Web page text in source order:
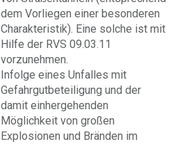
dem Vorliegen einer besonderen
Charakteristik). Eine solche ist mit
Hilfe der RVS 09.03.11
vorzunehmen.
Infolge eines Unfalles mit
Gefahrgutbeteiligung und der
damit einhergehenden
Möglichkeit von großen
Explosionen und Bränden im